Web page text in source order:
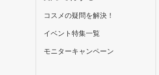
コスメの疑問を解決！
イベント特集一覧
モニターキャンペーン